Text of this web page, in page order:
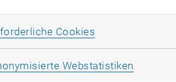
„Die meisten
Susanne
Informationen zu
Angehörige
Cookies
Webstatistiken